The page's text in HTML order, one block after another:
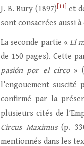
J. B. Bury (1897) [11] et
sont consacrées aussi
La seconde partie «El
de 150 pages). Cette
pasión por el circo»
l’engouement suscité
confirmé par la
plusieurs cités de
Circus Maximus(p.
mentionnés dans les